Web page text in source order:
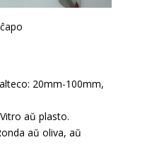
20mm-100mm,
aŭ plasto.
aŭ oliva, aŭ